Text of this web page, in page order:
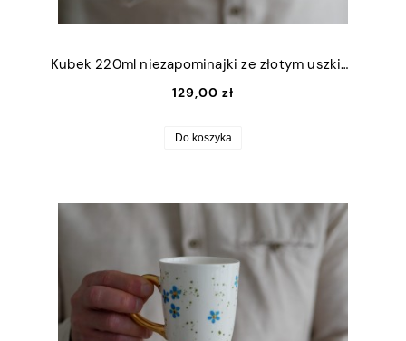
Kubek 220ml niezapominajki ze złotym uszkiem
129,00 zł
Do koszyka